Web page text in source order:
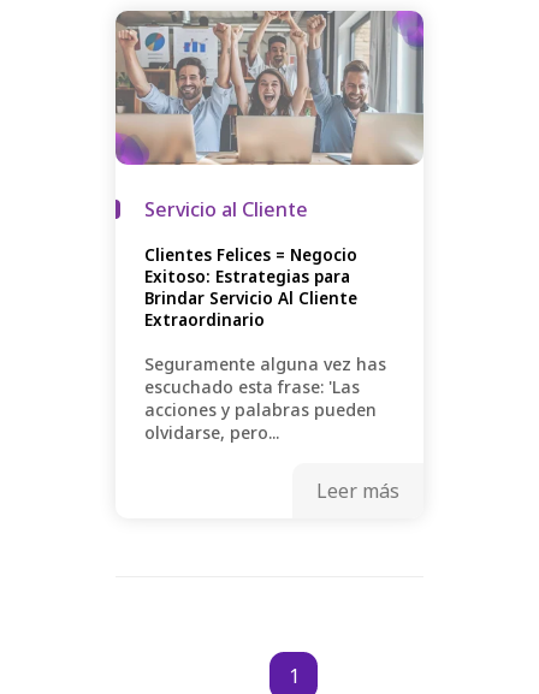
Servicio al Cliente
Clientes Felices = Negocio
Exitoso: Estrategias para
Brindar Servicio Al Cliente
Extraordinario
Seguramente alguna vez has
escuchado esta frase: 'Las
acciones y palabras pueden
olvidarse, pero...
Leer más
1